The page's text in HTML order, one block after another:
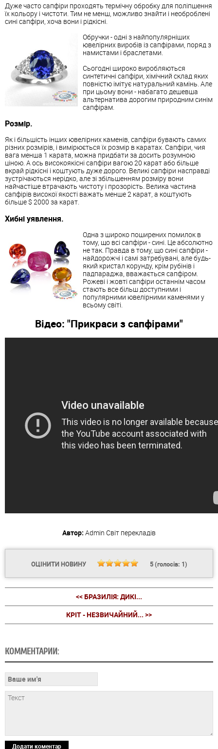
Дуже часто сапфіри проходять термічну обробку для поліпшення
їх кольору і чистоти. Тим не менш, можливо знайти і необроблені
сині сапфіри, хоча вони і рідкісні.
Обручки - одні з найпопулярніших
ювелірних виробів із сапфірами, поряд з
намистами і браслетами.
Сьогодні широко виробляються
синтетичні сапфіри, хімічний склад яких
повністю імітує натуральний камінь. Але
при цьому вони - набагато дешевша
альтернатива дорогим природним синім
сапфірам.
Розмір.
Як і більшість інших ювелірних каменів, сапфіри бувають самих
різних розмірів, і вимірюється їх розмір в каратах. Сапфіри, чия
вага менша 1 карата, можна придбати за досить розумною
ціною. А ось високоякісні сапфіри вагою 20 карат або більше
вкрай рідкісні і коштують дуже дорого. Великі сапфіри насправді
зустрічаються нерідко, але зі збільшенням розміру вони
найчастіше втрачають чистоту і прозорість. Велика частина
сапфірів високої якості важать менше 2 карат, а коштують
більше $ 2000 за карат.
Хибні уявлення.
Одна з широко поширених помилок в
тому, що всі сапфіри - сині. Це абсолютно
не так. Правда в тому, що сині сапфіри -
найдорожчі і самі затребувані, але будь-
який кристал корунду, крім рубінів і
падпараджа, вважається сапфіром.
Рожеві і жовті сапфіри останнім часом
стають все більш доступними і
популярними ювелірними каменями у
всьому світі.
Відео: "Прикраси з сапфірами"
Автор: Admin Світ перекладів
ОЦІНИТИ НОВИНУ 5(голосів: 1)
<< БРАЗИЛІЯ: ДИКІ...
КРІТ - НЕЗВИЧАЙНИЙ... >>
КОММЕНТАРИИ:
Додати коментар